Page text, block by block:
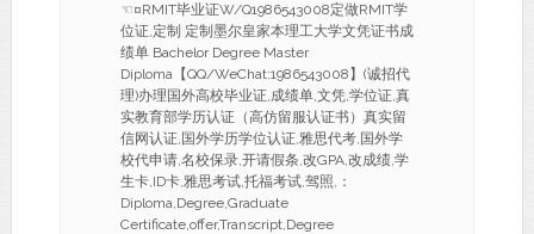
☜¤RMIT毕业证W/Q1986543008定做RMIT学
位证,定制 定制墨尔皇家本理工大学文凭证书成
绩单 Bachelor Degree Master
Diploma【QQ/WeChat:1986543008】(诚招代
理)办理国外高校毕业证,成绩单,文凭,学位证,真
实教育部学历认证（高仿留服认证书）真实留
信网认证,国外学历学位认证,雅思代考,国外学
校代申请,名校保录,开请假条,改GPA,改成绩,学
生卡,ID卡,雅思考试,托福考试,驾照,：
Diploma,Degree,Graduate
Certificate,offer,Transcript,Degree